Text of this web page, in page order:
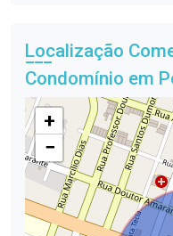
Localização
Condomínio em
+
−